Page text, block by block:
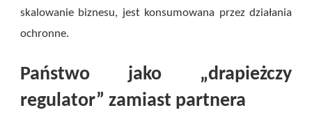
skalowanie biznesu, jest konsumowana przez działania
ochronne.
Państwo jako „drapieżczy
regulator” zamiast partnera